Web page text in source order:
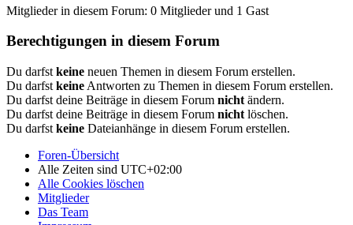
Mitglieder in diesem Forum: 0 Mitglieder und 1 Gast
Berechtigungen in diesem Forum
Du darfst keine neuen Themen in diesem Forum erstellen.
Du darfst keine Antworten zu Themen in diesem Forum erstellen.
Du darfst deine Beiträge in diesem Forum nicht ändern.
Du darfst deine Beiträge in diesem Forum nicht löschen.
Du darfst keine Dateianhänge in diesem Forum erstellen.
Foren-Übersicht
Alle Zeiten sind UTC+02:00
Alle Cookies löschen
Mitglieder
Das Team